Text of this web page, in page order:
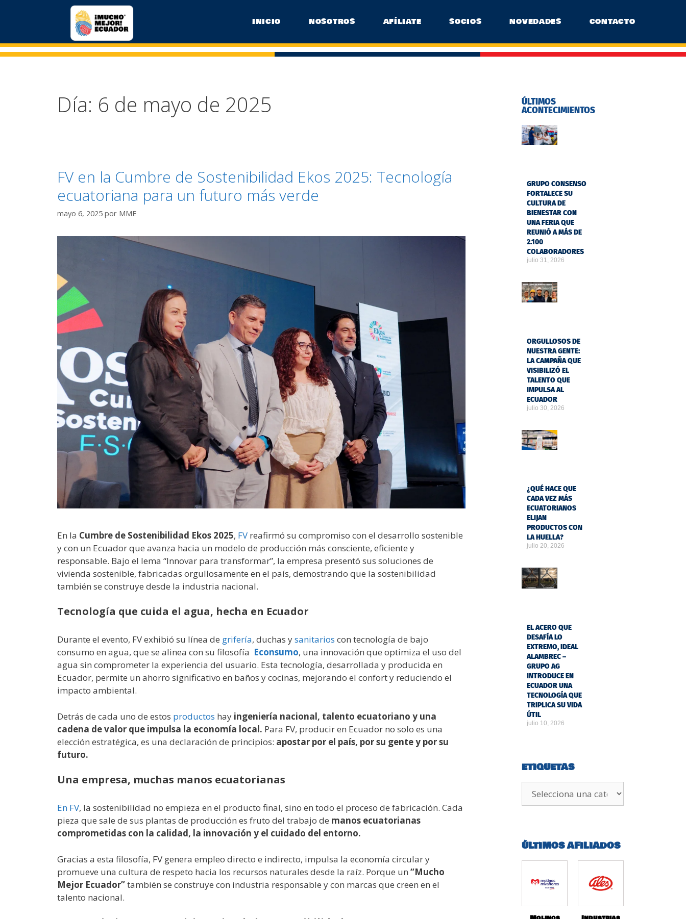
INICIO NOSOTROS AFÍLIATE SOCIOS NOVEDADES CONTACTO
Día: 6 de mayo de 2025
FV en la Cumbre de Sostenibilidad Ekos 2025: Tecnología
ecuatoriana para un futuro más verde
mayo 6, 2025 por MME
En la Cumbre de Sostenibilidad Ekos 2025, FV reafirmó su compromiso con el desarrollo sostenible
y con un Ecuador que avanza hacia un modelo de producción más consciente, eficiente y
responsable. Bajo el lema “Innovar para transformar”, la empresa presentó sus soluciones de
vivienda sostenible, fabricadas orgullosamente en el país, demostrando que la sostenibilidad
también se construye desde la industria nacional.
Tecnología que cuida el agua, hecha en Ecuador
Durante el evento, FV exhibió su línea de grifería, duchas ysanitarios con tecnología de bajo
consumo en agua, que se alinea con su filosofía Econsumo, una innovación que optimiza el uso del
agua sin comprometer la experiencia del usuario. Esta tecnología, desarrollada y producida en
Ecuador, permite un ahorro significativo en baños y cocinas, mejorando el confort y reduciendo el
impacto ambiental.
Detrás de cada uno de estos productos hay ingeniería nacional, talento ecuatoriano y una
cadena de valor que impulsa la economía local. Para FV, producir en Ecuador no solo es una
elección estratégica, es una declaración de principios: apostar por el país, por su gente y por su
futuro.
Una empresa, muchas manos ecuatorianas
En FV, la sostenibilidad no empieza en el producto final, sino en todo el proceso de fabricación. Cada
pieza que sale de sus plantas de producción es fruto del trabajo de manos ecuatorianas
comprometidas con la calidad, la innovación y el cuidado del entorno.
Gracias a esta filosofía, FV genera empleo directo e indirecto, impulsa la economía circular y
promueve una cultura de respeto hacia los recursos naturales desde la raíz. Porque un “Mucho
Mejor Ecuador”también se construye con industria responsable y con marcas que creen en el
talento nacional.
ÚLTIMOS
ACONTECIMIENTOS
GRUPO CONSENSO
FORTALECE SU
CULTURA DE
BIENESTAR CON
UNA FERIA QUE
REUNIÓ A MÁS DE
2.100
COLABORADORES
julio 31, 2026
ORGULLOSOS DE
NUESTRA GENTE:
LA CAMPAÑA QUE
VISIBILIZÓ EL
TALENTO QUE
IMPULSA AL
ECUADOR
julio 30, 2026
¿QUÉ HACE QUE
CADA VEZ MÁS
ECUATORIANOS
ELIJAN
PRODUCTOS CON
LA HUELLA?
julio 20, 2026
EL ACERO QUE
DESAFÍA LO
EXTREMO, IDEAL
ALAMBREC –
GRUPO AG
INTRODUCE EN
ECUADOR UNA
TECNOLOGÍA QUE
TRIPLICA SU VIDA
ÚTIL
julio 10, 2026
ETIQUETAS
ÚLTIMOS AFILIADOS